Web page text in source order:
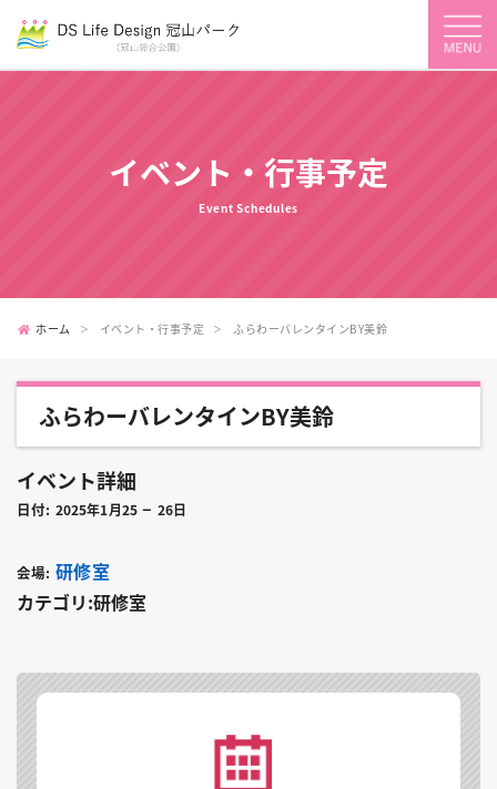
イベント・行事予定
Event Schedules
ホーム イベント・行事予定 ふらわーバレンタインBY美鈴
ふらわーバレンタインBY美鈴
イベント詳細
日付: 2025年1月25 – 26日
会場: 研修室
カテゴリ:研修室